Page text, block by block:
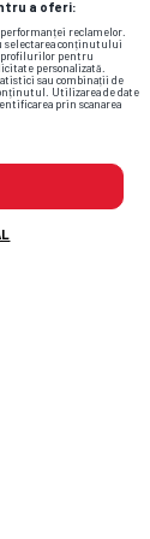
a oferi:
reclamelor.
selectarea conținutului
profilurilor pentru
personalizată.
sau combinații de
Utilizarea de date
prin scanarea